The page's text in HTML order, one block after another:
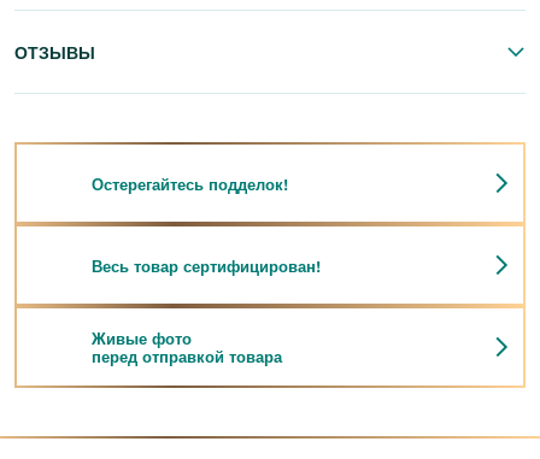
ОТЗЫВЫ
Остерегайтесь подделок!
Весь товар сертифицирован!
Живые фото
перед отправкой товара